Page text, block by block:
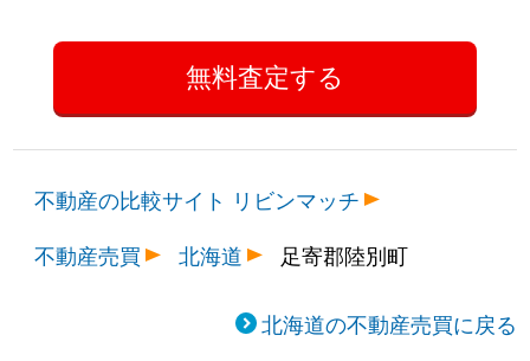
不動産の比較サイト リビンマッチ
不動産売買
北海道 足寄郡陸別町
北海道の不動産売買に戻る